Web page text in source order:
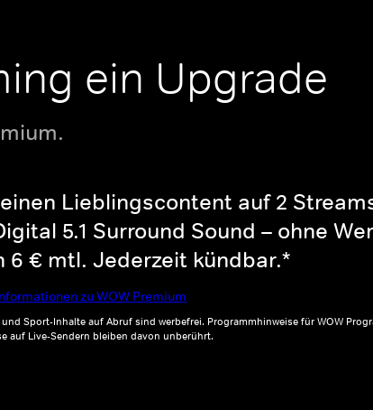
ein Upgrade
Lieblingscontent auf 2
5.1 Surround Sound – ohne
6 € mtl. Jederzeit kündbar.*
zu WOW Premium
und Sport-Inhalte auf Abruf sind werbefrei. Programmhinweise für WOW
auf Live-Sendern bleiben davon unberührt.